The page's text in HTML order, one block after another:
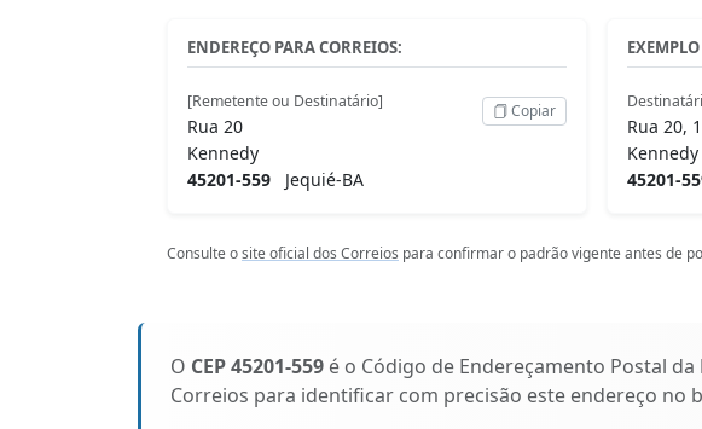
ENDEREÇO PARA CORREIOS:
[Remetente ou Destinatário]
Rua 20
Kennedy
45201-559 Jequié-BA
Copiar
Rua 20,
Kennedy
45201-
Consulte osite oficial dos Correios para confirmar o padrão vigente antes de
O CEP 45201-559 é o Código de Endereçamento Postal da
Correios para identificar com precisão este endereço no